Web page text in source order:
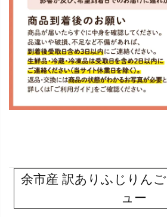
余市産 訳ありふじりん
ュー